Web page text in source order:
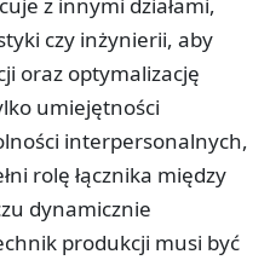
czy inżynierii, aby
oraz optymalizację
umiejętności
interpersonalnych,
rolę łącznika między
dynamicznie
produkcji musi być